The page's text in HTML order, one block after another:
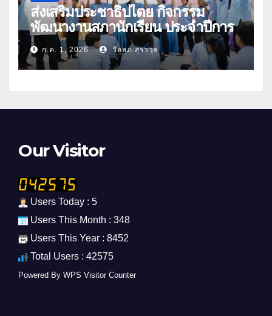
ส่งเสริมประชาธิปไตย กิจกรรม
พัฒนางานสภานักเรียน ประจำปีการ
ศึกษา 2569
ก.ค. 1, 2026 วัลลภ สุราวุธ
Our Visitor
Users Today : 5
Users This Month : 348
Users This Year : 8452
Total Users : 42575
Powered By WPS Visitor Counter